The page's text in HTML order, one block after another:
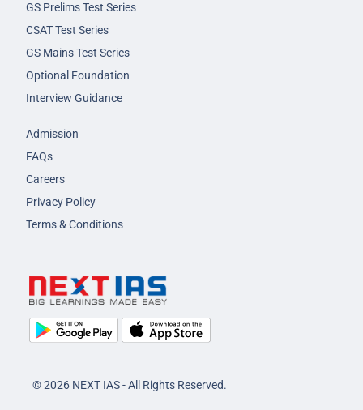
GS Prelims Test Series
CSAT Test Series
GS Mains Test Series
Optional Foundation
Interview Guidance
Admission
FAQs
Careers
Privacy Policy
Terms & Conditions
© 2026 NEXT IAS - All Rights Reserved.